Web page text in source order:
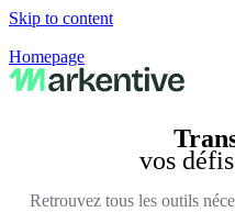
Skip to content
Homepage
vos
Retrouvez tous les outils